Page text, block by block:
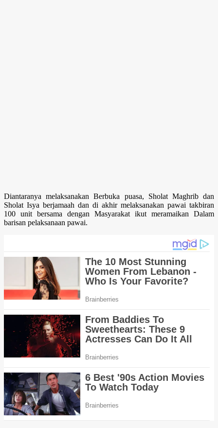
Diantaranya melaksanakan Berbuka puasa, Sholat Maghrib dan
Sholat Isya berjamaah dan di akhir melaksanakan pawai takbiran
100 unit bersama dengan Masyarakat ikut meramaikan Dalam
barisan pelaksanaan pawai.